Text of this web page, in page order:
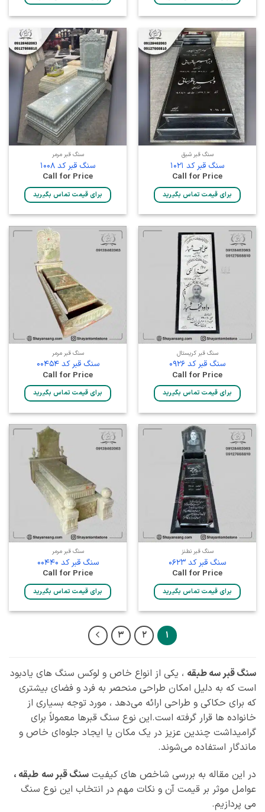
سنگ قبر شبق
سنگ قبر کد 1021
Call for Price
برای قیمت تماس بگیرید
سنگ قبر مرمر
سنگ قبر کد 1008
Call for Price
برای قیمت تماس بگیرید
سنگ قبر کریستال
سنگ قبر کد 0926
Call for Price
برای قیمت تماس بگیرید
سنگ قبر مرمر
سنگ قبر کد 00454
Call for Price
برای قیمت تماس بگیرید
سنگ قبر نطنز
سنگ قبر کد 0623
Call for Price
برای قیمت تماس بگیرید
سنگ قبر مرمر
سنگ قبر کد 00440
Call for Price
برای قیمت تماس بگیرید
1
2
3
سنگ قبر سه طبقه، یکی از انواع خاص و لوکس سنگ‌ های یادبود
است که به دلیل امکان طراحی منحصر به‌ فرد و فضای بیشتری
که برای حکاکی و طراحی ارائه می‌دهد ، مورد توجه بسیاری از
خانواده‌ ها قرار گرفته است.این نوع سنگ قبرها معمولاً برای
گرامیداشت چندین عزیز در یک مکان یا ایجاد جلوه‌ای خاص و
ماندگار استفاده می‌شوند.
در این مقاله به بررسی شاخص‌ های کیفیتسنگ قبر سه طبقه ،
عوامل موثر بر قیمت آن و نکات مهم در انتخاب این نوع سنگ
می‌ پردازیم.